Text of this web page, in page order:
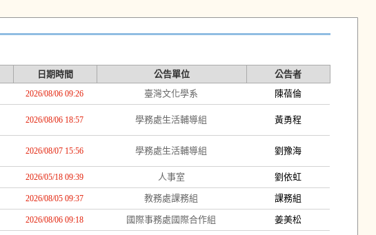
日期時間 公告單位 公告者
2026/08/06 09:26 臺灣文化學系 陳蓓倫
2026/08/06 18:57 學務處生活輔導組 黃勇程
2026/08/07 15:56 學務處生活輔導組 劉豫海
2026/05/18 09:39 人事室 劉依虹
2026/08/05 09:37 教務處課務組 課務組
2026/08/06 09:18 國際事務處國際合作組 姜美松